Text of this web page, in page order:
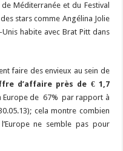
Méditerranée et du Festival
stars comme Angélina Jolie
habite avec Brat Pitt dans
faire des envieux au sein de
d’affaire près de € 1,7
Europe de 67% par rapport à
cela montre combien
ne semble pas pour